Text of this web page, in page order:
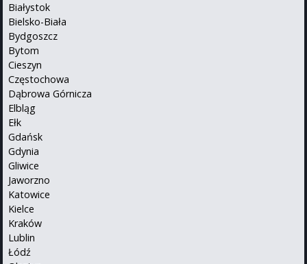
Białystok
Bielsko-Biała
Bydgoszcz
Bytom
Cieszyn
Częstochowa
Dąbrowa Górnicza
Elbląg
Ełk
Gdańsk
Gdynia
Gliwice
Jaworzno
Katowice
Kielce
Kraków
Lublin
Łódź